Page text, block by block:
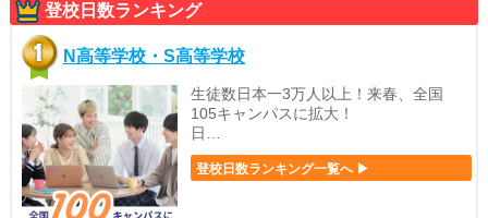
登校日数ランキング
N高等学校・S高等学校
生徒数日本一3万人以上！来春、全国
105キャンパスに拡大！
日…
登校日数ランキング一覧へ ▶